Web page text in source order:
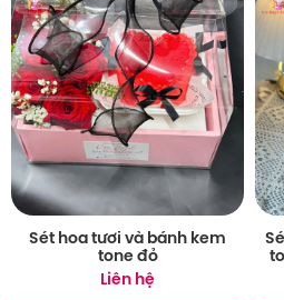
Sét hoa tươi và bánh kem
tone đỏ
Liên hệ